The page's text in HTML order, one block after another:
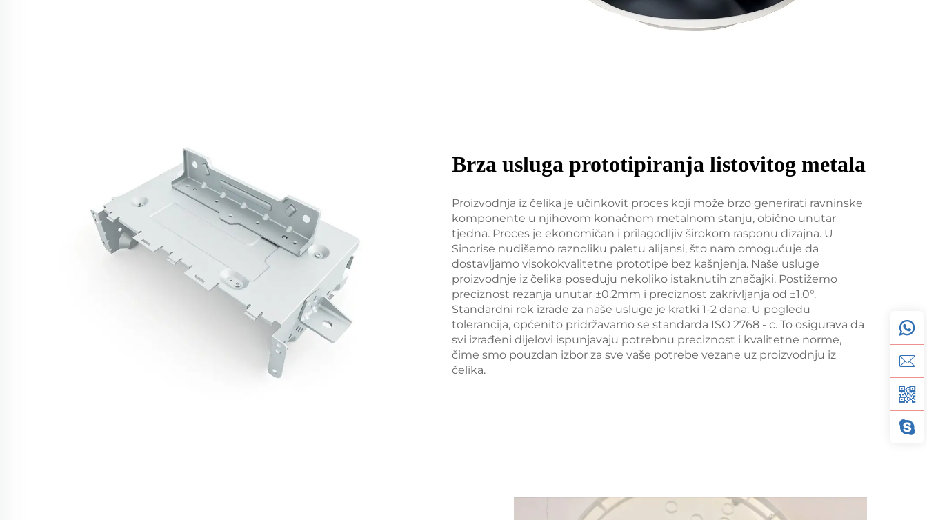
Brza usluga prototipiranja listovitog metala
Proizvodnja iz čelika je učinkovit proces koji može brzo generirati ravninske
komponente u njihovom konačnom metalnom stanju, obično unutar
tjedna. Proces je ekonomičan i prilagodljiv širokom rasponu dizajna. U
Sinorise nudišemo raznoliku paletu alijansi, što nam omogućuje da
dostavljamo visokokvalitetne prototipe bez kašnjenja. Naše usluge
proizvodnje iz čelika poseduju nekoliko istaknutih značajki. Postižemo
preciznost rezanja unutar ±0.2mm i preciznost zakrivljanja od ±1.0°.
Standardni rok izrade za naše usluge je kratki 1-2 dana. U pogledu
tolerancija, općenito pridržavamo se standarda ISO 2768 - c. To osigurava da
svi izrađeni dijelovi ispunjavaju potrebnu preciznost i kvalitetne norme,
čime smo pouzdan izbor za sve vaše potrebe vezane uz proizvodnju iz
čelika.